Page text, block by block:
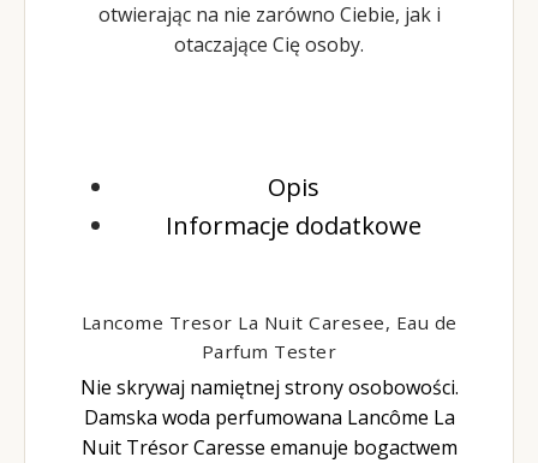
otwierając na nie zarówno Ciebie, jak i
otaczające Cię osoby.
Opis
Informacje dodatkowe
Lancome Tresor La Nuit Caresee, Eau de
Parfum Tester
Nie skrywaj namiętnej strony osobowości.
Damska woda perfumowana Lancôme La
Nuit Trésor Caresse emanuje bogactwem